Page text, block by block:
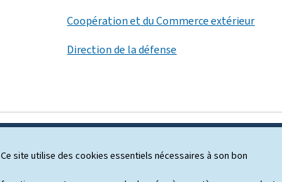
Ce site utilise des cookies essentiels nécessaires à son bon
Coopération et du Commerce extérieur
Direction de la défense